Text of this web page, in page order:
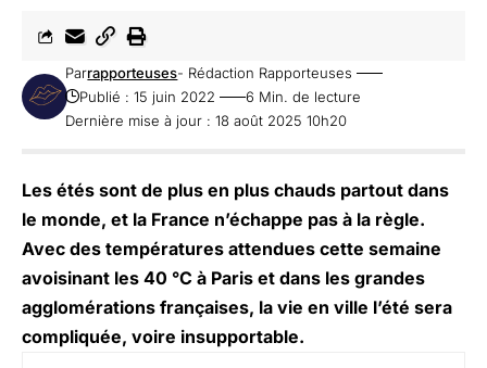
Dernière mise à jour : 18 août 2025 10h20
Parrapporteuses- Rédaction Rapporteuses
Publié : 15 juin 2022
6 Min. de lecture
Les étés sont de plus en plus chauds partout dans
le monde, et la France n’échappe pas à la règle.
Avec des températures attendues cette semaine
avoisinant les 40 °C à Paris et dans les grandes
agglomérations françaises, la vie en ville l’été sera
compliquée, voire insupportable.